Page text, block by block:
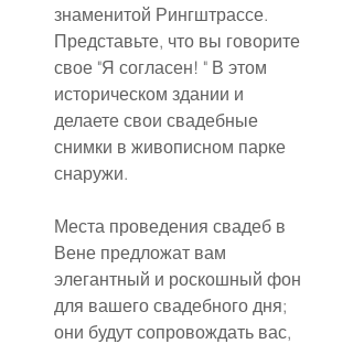
знаменитой Рингштрассе.
Представьте, что вы говорите
свое "Я согласен! " В этом
историческом здании и
делаете свои свадебные
снимки в живописном парке
снаружи.
Места проведения свадеб в
Вене предложат вам
элегантный и роскошный фон
для вашего свадебного дня;
они будут сопровождать вас,